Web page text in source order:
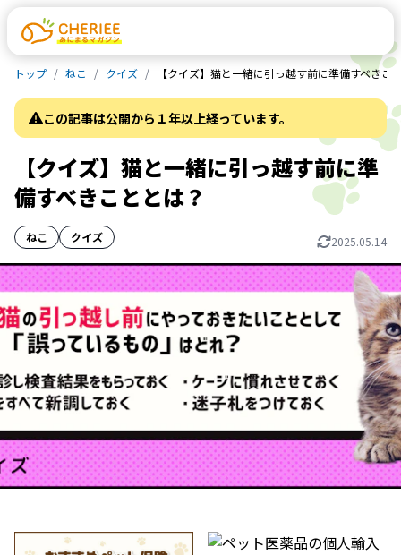
トップ ねこ クイズ 【クイズ】猫と一緒に引っ越す前に準備すべきこ
この記事は公開から１年以上経っています。
【クイズ】猫と一緒に引っ越す前に準
備すべきこととは？
ねこ クイズ 2025.05.14